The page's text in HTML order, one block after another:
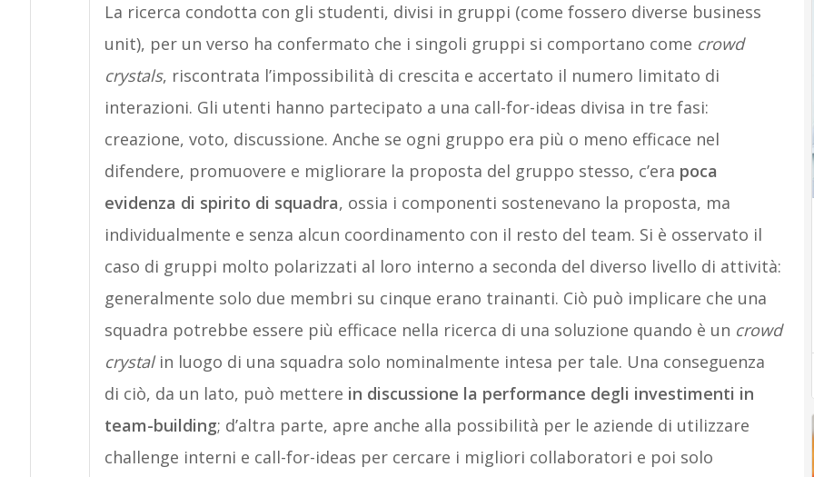
La ricerca condotta con gli studenti, divisi in gruppi (come fossero diverse business
unit), per un verso ha confermato che i singoli gruppi si comportano come crowd
crystals, riscontrata l’impossibilità di crescita e accertato il numero limitato di
interazioni. Gli utenti hanno partecipato a una call-for-ideas divisa in tre fasi:
creazione, voto, discussione. Anche se ogni gruppo era più o meno efficace nel
difendere, promuovere e migliorare la proposta del gruppo stesso, c’era poca
evidenza di spirito di squadra, ossia i componenti sostenevano la proposta, ma
individualmente e senza alcun coordinamento con il resto del team. Si è osservato il
caso di gruppi molto polarizzati al loro interno a seconda del diverso livello di attività:
generalmente solo due membri su cinque erano trainanti. Ciò può implicare che una
squadra potrebbe essere più efficace nella ricerca di una soluzione quando è un crowd
crystalin luogo di una squadra solo nominalmente intesa per tale. Una conseguenza
di ciò, da un lato, può mettere in discussione la performance degli investimenti in
team-building; d’altra parte, apre anche alla possibilità per le aziende di utilizzare
challenge interni e call-for-ideas per cercare i migliori collaboratori e poi solo